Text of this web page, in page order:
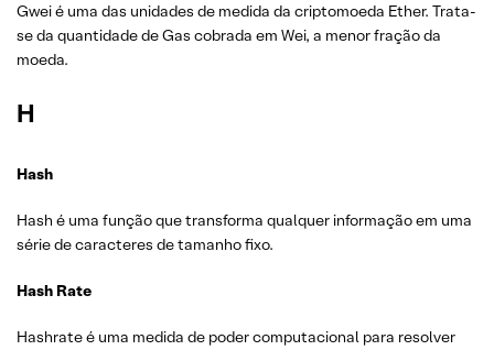
Gwei é uma das unidades de medida da criptomoeda Ether. Trata-
se da quantidade de Gas cobrada em Wei, a menor fração da
moeda.
H
Hash
Hash é uma função que transforma qualquer informação em uma
série de caracteres de tamanho fixo.
Hash Rate
Hashrate é uma medida de poder computacional para resolver